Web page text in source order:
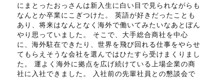
にまとったおっさんは新入生に白い目で見られながらも
なんとか卒業にこぎつけた。 英語が好きだったことも
あり、将来はなんとなく海外で働いてみたいなあとぼん
やり思っていました。 そこで、大手総合商社を中心
に、海外駐在できたり、世界を飛び回れる仕事をやらせ
てもらえそうな会社を選んではひたすら受けまくりまし
た。 運よく海外に拠点を広げ続けている上場企業の商
社に入社できました。 入社前の先輩社員との懇談会で